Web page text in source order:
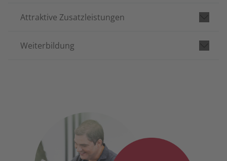
Attraktive Zusatzleistungen
Weiterbildung